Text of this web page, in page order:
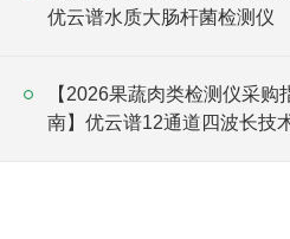
优云谱水质大肠杆菌检测仪
【2026果蔬肉类检测仪采购
南】优云谱12通道四波长技